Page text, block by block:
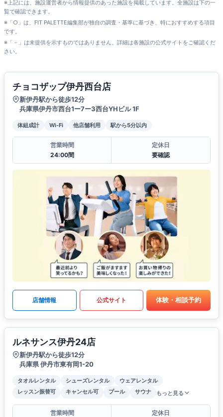
※上記には、施設運営者から情報提供のあった施設を掲載しています。全施設は下の一
覧で確認できます。
※「○」は、FIT PALETTE編集部が独自の調査・基準に基づき、特におすすめする項目
です。
※「－」は未提供を示すものではありません。詳細は各施設の公式サイトをご確認くだ
さい。
チョコザップ伊丹西台店
新伊丹駅から徒歩12分
兵庫県伊丹市西台1ー7ー3西台YHビル 1F
体組成計 Wi-Fi 他店舗利用 駅から5分以内
営業時間
24:00間
定休日
要確認
店舗情報 公式サイト 体験・相談予約
ルネサンス伊丹24店
新伊丹駅から徒歩12分
兵庫県 伊丹市東有岡1-20
タオルレンタル シューズレンタル
ウェアレンタル
レッスン振替可
キャンセル可 プール サウナ もっと見る
営業時間
定休日